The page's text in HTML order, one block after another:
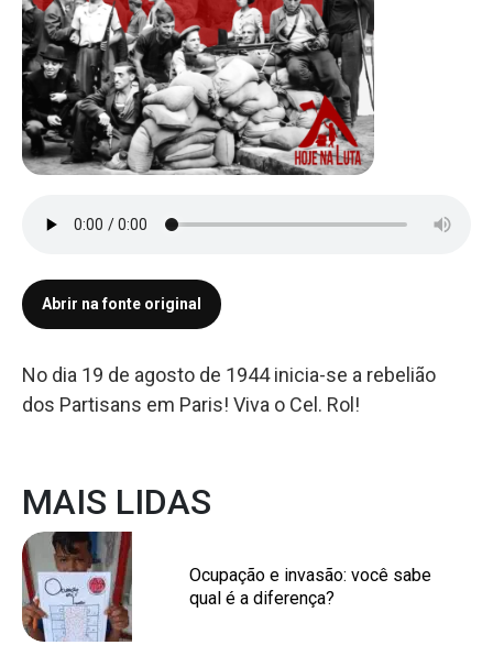
Abrir na fonte original
No dia 19 de agosto de 1944 inicia-se a rebelião
dos Partisans em Paris! Viva o Cel. Rol!
MAIS LIDAS
Ocupação e invasão: você sabe
qual é a diferença?